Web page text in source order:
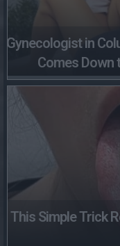
Gynecologist in
Comes Down
This Simple Trick